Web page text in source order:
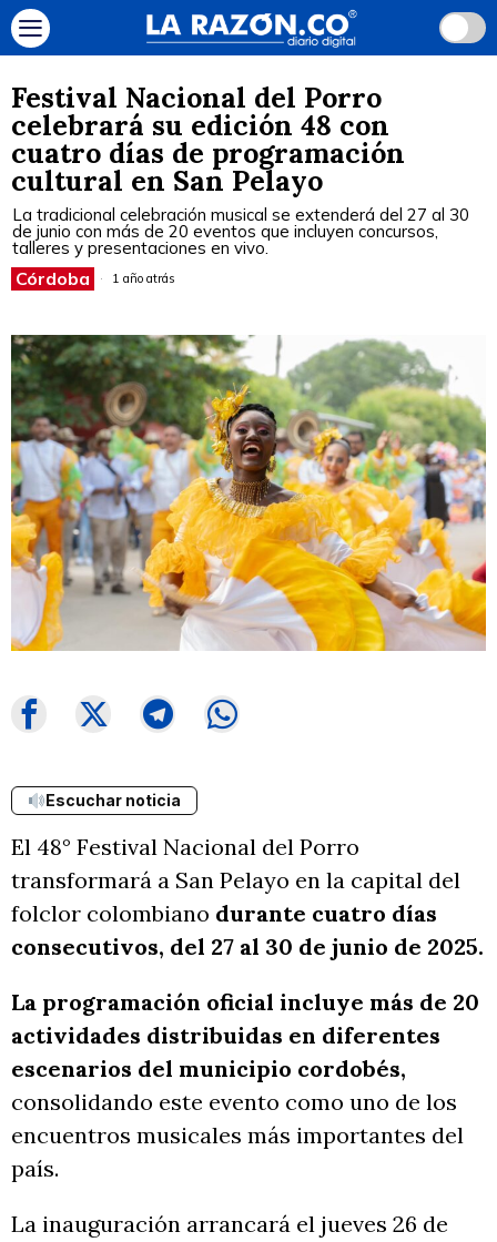
Festival Nacional del Porro
celebrará su edición 48 con
cuatro días de programación
cultural en San Pelayo
La tradicional celebración musical se extenderá del 27 al 30
de junio con más de 20 eventos que incluyen concursos,
talleres y presentaciones en vivo.
Córdoba 1 año atrás
Escuchar noticia
El 48° Festival Nacional del Porro
transformará a San Pelayo en la capital del
folclor colombiano durante cuatro días
consecutivos, del 27 al 30 de junio de 2025.
La programación oficial incluye más de 20
actividades distribuidas en diferentes
escenarios del municipio cordobés,
consolidando este evento como uno de los
encuentros musicales más importantes del
país.
La inauguración arrancará el jueves 26 de